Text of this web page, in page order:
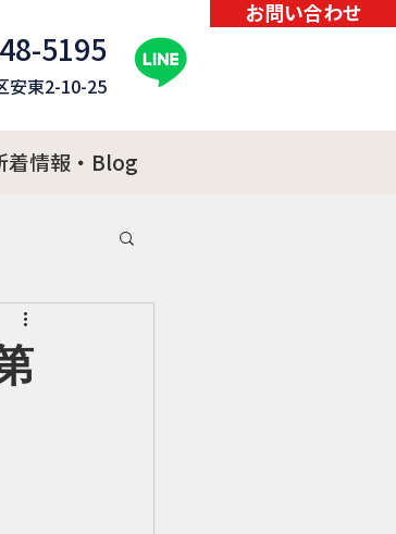
お問い合わせ
5195
安東2-10-25
着情報・Blog